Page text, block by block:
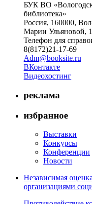
БУК ВО
библиотека»
Россия, 160000,
Марии Ульяновой, 1
Телефон для
8(8172)21-17-69
Adm@booksite.ru
ВКонтакте
Видеохостинг
реклама
избранное
Выставки
Конкурсы
Конференции
Новости
Независимая
организациями